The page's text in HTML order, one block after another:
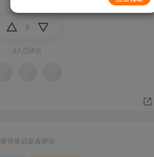
3
3人已评分
请登录后发表评论